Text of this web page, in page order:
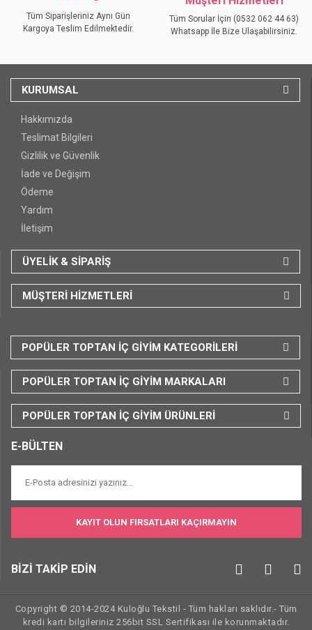
Tüm Siparişleriniz Aynı Gün
Kargoya Teslim Edilmektedir.
Tüm Sorular İçin (0532 062 44 63)
Whatsapp İle Bize Ulaşabilirsiniz.
KURUMSAL
Hakkımızda
Teslimat Bilgileri
Gizlilik ve Güvenlik
İade ve Değişim
Ödeme
Yardım
İletişim
ÜYELİK & SİPARİŞ
MÜŞTERİ HİZMETLERİ
POPÜLER TOPTAN İÇ GİYİM KATEGORİLERİ
POPÜLER TOPTAN İÇ GİYİM MARKALARI
POPÜLER TOPTAN İÇ GİYİM ÜRÜNLERİ
E-BÜLTEN
KAYIT OLUN FIRSATLARI KAÇIRMAYIN
BİZİ TAKİP EDİN
Copyright © 2014-2024 Kuloğlu Tekstil - Tüm hakları saklıdır.- Tüm
kredi kartı bilgileriniz 256bit SSL Sertifikası ile korunmaktadır.